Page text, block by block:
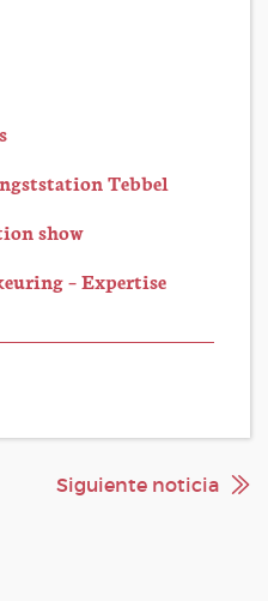
Tebbel
show
– Expertise
Siguiente noticia